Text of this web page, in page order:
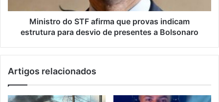
Ministro do STF afirma que provas indicam
estrutura para desvio de presentes a Bolsonaro
Artigos relacionados